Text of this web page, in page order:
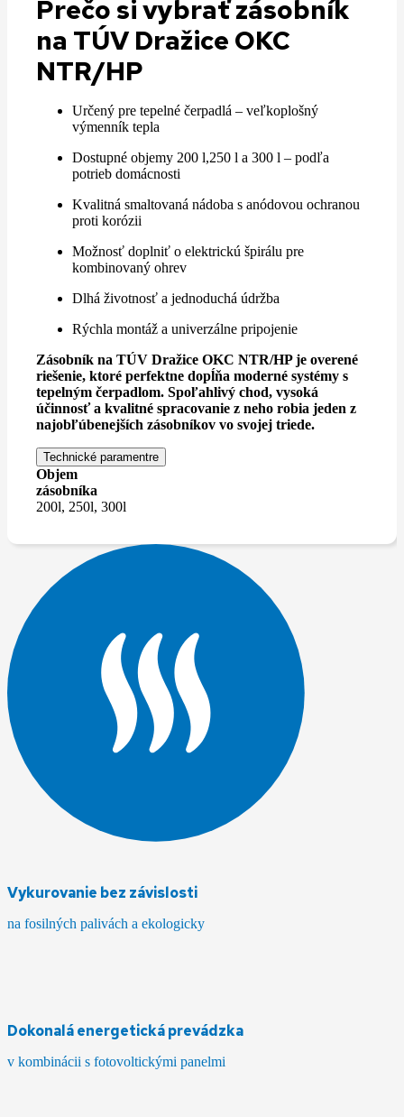
Prečo si vybrať zásobník
na TÚV Dražice OKC
NTR/HP
Určený pre tepelné čerpadlá – veľkoplošný
výmenník tepla
Dostupné objemy 200 l,250 l a 300 l – podľa
potrieb domácnosti
Kvalitná smaltovaná nádoba s anódovou ochranou
proti korózii
Možnosť doplniť o elektrickú špirálu pre
kombinovaný ohrev
Dlhá životnosť a jednoduchá údržba
Rýchla montáž a univerzálne pripojenie
Zásobník na TÚV Dražice OKC NTR/HP je overené
riešenie, ktoré perfektne dopĺňa moderné systémy s
tepelným čerpadlom. Spoľahlivý chod, vysoká
účinnosť a kvalitné spracovanie z neho robia jeden z
najobľúbenejších zásobníkov vo svojej triede.
Technické paramentre
Objem
zásobníka
200l, 250l, 300l
Vykurovanie bez závislosti
na fosilných palivách a ekologicky
Dokonalá energetická prevádzka
v kombinácii s fotovoltickými panelmi